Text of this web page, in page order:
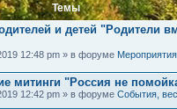
Темы
и детей "Родители
12:48 pm » в форуме
митинги "Россия не
12:42 pm » в форуме События,